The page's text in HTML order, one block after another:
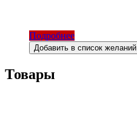
Подробнее
Добавить в список желаний
Товары